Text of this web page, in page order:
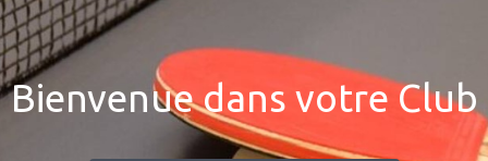
Bienvenue dans votre Club